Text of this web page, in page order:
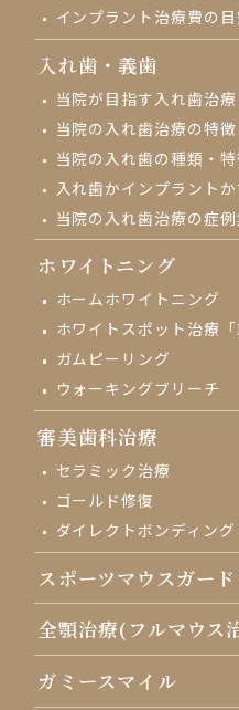
インプラント治療費の目
入れ歯・義歯
当院が目指す入れ歯治療
当院の入れ歯治療の特徴
当院の入れ歯の種類・
入れ歯かインプラントか
当院の入れ歯治療の症例
ホワイトニング
ホームホワイトニング
ホワイトスポット治療「
ガムピーリング
ウォーキングブリーチ
審美歯科治療
セラミック治療
ゴールド修復
ダイレクトボンディング
スポーツマウスガード
全顎治療(フルマウス
ガミースマイル